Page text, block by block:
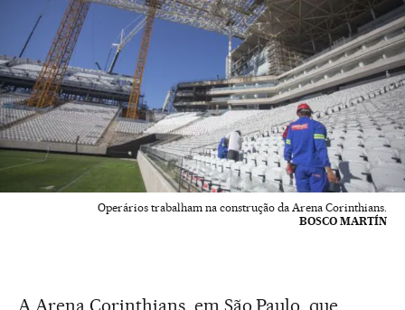
Operários trabalham na construção da Arena Corinthians.
BOSCO MARTÍN
A Arena Corinthians, em São Paulo, que